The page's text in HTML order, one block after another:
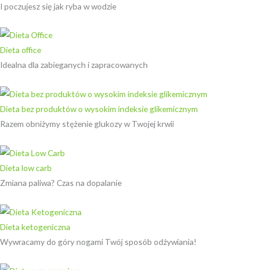
I poczujesz się jak ryba w wodzie
Dieta office
Idealna dla zabieganych i zapracowanych
Dieta bez produktów o wysokim indeksie glikemicznym
Razem obniżymy stężenie glukozy w Twojej krwii
Dieta low carb
Zmiana paliwa? Czas na dopalanie
Dieta ketogeniczna
Wywracamy do góry nogami Twój sposób odżywiania!